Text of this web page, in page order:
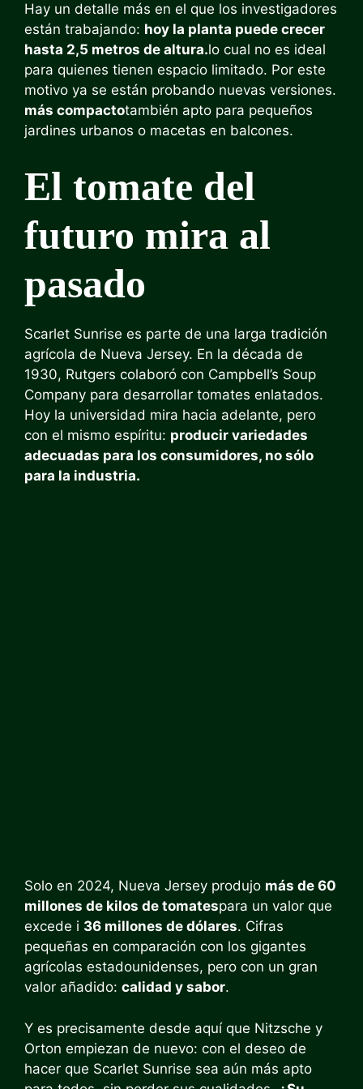
Hay un detalle más en el que los investigadores
están trabajando: hoy la planta puede crecer
hasta 2,5 metros de altura.lo cual no es ideal
para quienes tienen espacio limitado. Por este
motivo ya se están probando nuevas versiones.
más compactotambién apto para pequeños
jardines urbanos o macetas en balcones.
El tomate del
futuro mira al
pasado
Scarlet Sunrise es parte de una larga tradición
agrícola de Nueva Jersey. En la década de
1930, Rutgers colaboró ​​con Campbell’s Soup
Company para desarrollar tomates enlatados.
Hoy la universidad mira hacia adelante, pero
con el mismo espíritu: producir variedades
adecuadas para los consumidores, no sólo
para la industria.
Solo en 2024, Nueva Jersey produjo más de 60
millones de kilos de tomatespara un valor que
excede i 36 millones de dólares. Cifras
pequeñas en comparación con los gigantes
agrícolas estadounidenses, pero con un gran
valor añadido: calidad y sabor.
Y es precisamente desde aquí que Nitzsche y
Orton empiezan de nuevo: con el deseo de
hacer que Scarlet Sunrise sea aún más apto